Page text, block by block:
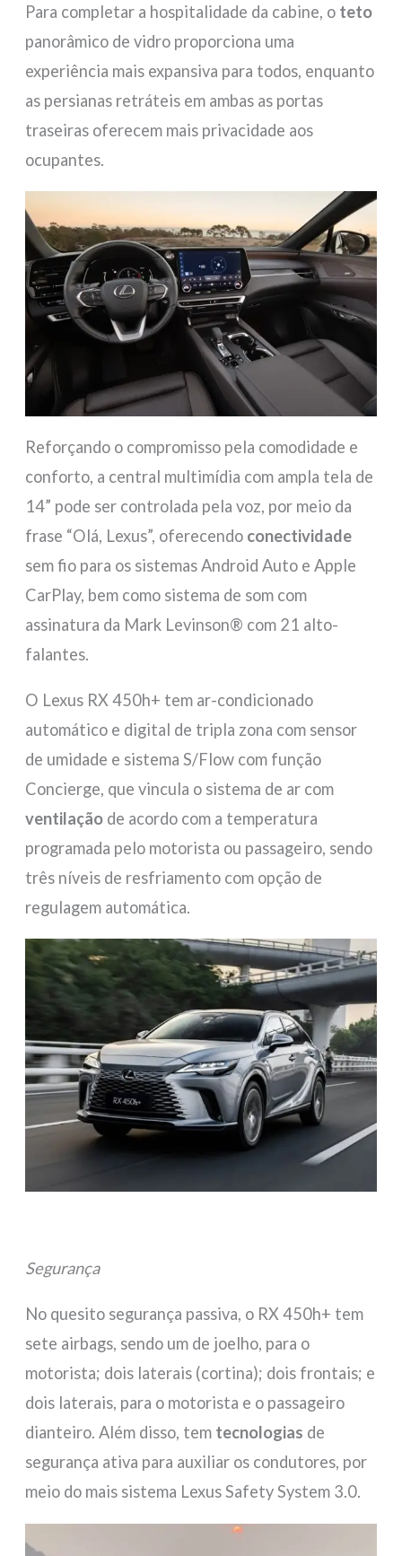
Para completar a hospitalidade da cabine, o teto
panorâmico de vidro proporciona uma
experiência mais expansiva para todos, enquanto
as persianas retráteis em ambas as portas
traseiras oferecem mais privacidade aos
ocupantes.
Reforçando o compromisso pela comodidade e
conforto, a central multimídia com ampla tela de
14” pode ser controlada pela voz, por meio da
frase “Olá, Lexus”, oferecendo conectividade
sem fio para os sistemas Android Auto e Apple
CarPlay, bem como sistema de som com
assinatura da Mark Levinson® com 21 alto-
falantes.
O Lexus RX 450h+ tem ar-condicionado
automático e digital de tripla zona com sensor
de umidade e sistema S/Flow com função
Concierge, que vincula o sistema de ar com
ventilação de acordo com a temperatura
programada pelo motorista ou passageiro, sendo
três níveis de resfriamento com opção de
regulagem automática.
Segurança
No quesito segurança passiva, o RX 450h+ tem
sete airbags, sendo um de joelho, para o
motorista; dois laterais (cortina); dois frontais; e
dois laterais, para o motorista e o passageiro
dianteiro. Além disso, tem tecnologias de
segurança ativa para auxiliar os condutores, por
meio do mais sistema Lexus Safety System 3.0.